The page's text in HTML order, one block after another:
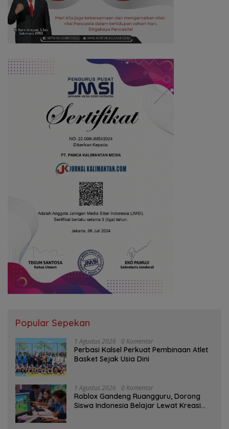
Popular Sepekan
1 Agustus 2026 0 Komentar
Perbasi Kalsel Perkuat Pembinaan Atlet
Basket Sejak Usia Dini
1 Agustus 2026 0 Komentar
Roblox Gandeng Ruangguru, Dorong
Siswa Indonesia Belajar Lewat Kreasi